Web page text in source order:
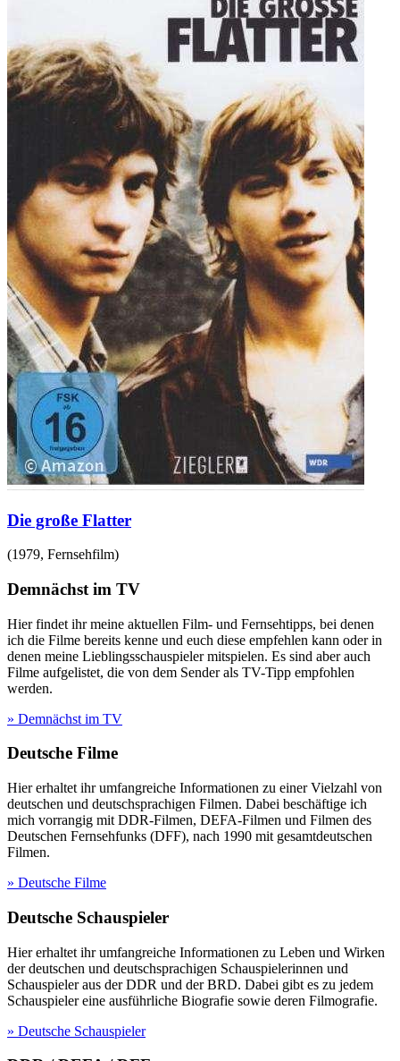
Die große Flatter
(1979, Fernsehfilm)
Demnächst im TV
Hier findet ihr meine aktuellen Film- und Fernsehtipps, bei denen
ich die Filme bereits kenne und euch diese empfehlen kann oder in
denen meine Lieblingsschauspieler mitspielen. Es sind aber auch
Filme aufgelistet, die von dem Sender als TV-Tipp empfohlen
werden.
» Demnächst im TV
Deutsche Filme
Hier erhaltet ihr umfangreiche Informationen zu einer Vielzahl von
deutschen und deutschsprachigen Filmen. Dabei beschäftige ich
mich vorrangig mit DDR-Filmen, DEFA-Filmen und Filmen des
Deutschen Fernsehfunks (DFF), nach 1990 mit gesamtdeutschen
Filmen.
» Deutsche Filme
Deutsche Schauspieler
Hier erhaltet ihr umfangreiche Informationen zu Leben und Wirken
der deutschen und deutschsprachigen Schauspielerinnen und
Schauspieler aus der DDR und der BRD. Dabei gibt es zu jedem
Schauspieler eine ausführliche Biografie sowie deren Filmografie.
» Deutsche Schauspieler